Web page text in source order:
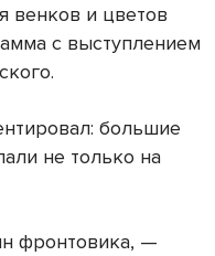
венков и цветов
с выступлением
большие
не только на
фронтовика, —